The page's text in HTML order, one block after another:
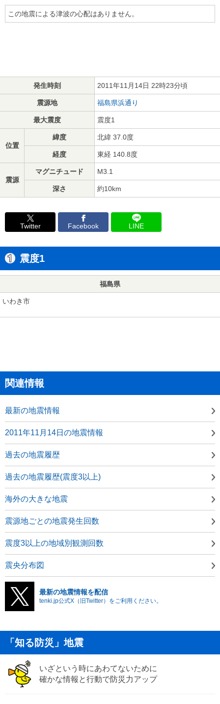
この地震による津波の心配はありません。
発生時刻 2011年11月14日 22時23分頃
震源地 福島県浜通り
最大震度 震度1
位置
緯度 北緯 37.0度
経度 東経 140.8度
震源
マグニチュード M3.1
深さ 約10km
Twitter Facebook LINE
震度1
福島県
いわき市
関連情報
最新の地震情報
2011年11月14日の地震情報
過去の地震履歴
過去の地震履歴(震度3以上)
海外の大きな地震
震源地ごとの地震発生回数
震度3以上の地域別観測回数
震央分布図
最新の地震情報を配信
tenki.jp公式X（旧Twitter）をご利用ください。
「知る防災」地震
いざという時にあわてないために
確かな情報と行動で防災力アップ